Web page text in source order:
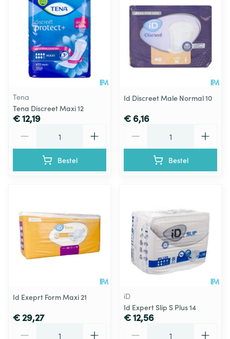
Tena
Tena Discreet Maxi 12
€ 12,19
Bestel
Id Discreet Male Normal 10
€ 6,16
Bestel
Id Exeprt Form Maxi 21
€ 29,27
iD
Id Expert Slip S Plus 14
€ 12,56